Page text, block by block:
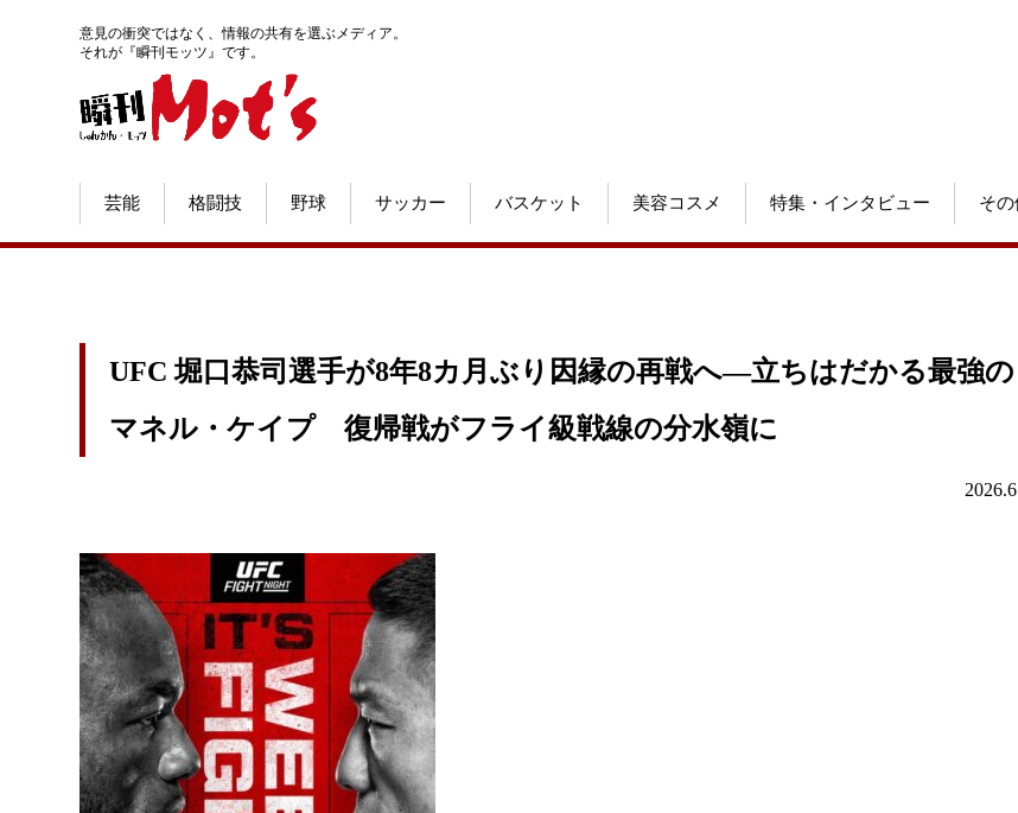
意見の衝突ではなく、情報の共有を選ぶメディア。
それが『瞬刊モッツ』です。
芸能 格闘技 野球 サッカー バスケット 美容コスメ 特集・インタビュー その
UFC 堀口恭司選手が8年8カ月ぶり因縁の再戦へ―立ちはだかる最強の
マネル・ケイプ 復帰戦がフライ級戦線の分水嶺に